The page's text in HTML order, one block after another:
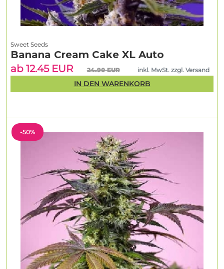
-50%
Sweet Seeds
Banana Cream Cake XL Auto
ab 12.45 EUR
24.90 EUR inkl. MwSt. zzgl. Versand
IN DEN WARENKORB